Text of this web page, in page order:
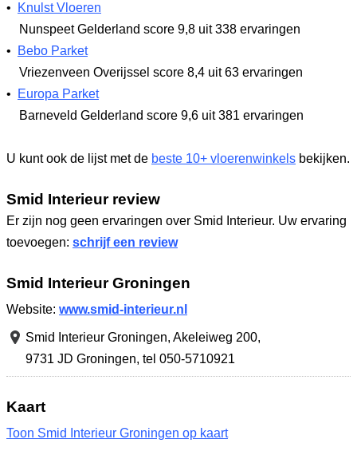
•
Knulst Vloeren
Nunspeet Gelderland score 9,8 uit 338 ervaringen
•
Bebo Parket
Vriezenveen Overijssel score 8,4 uit 63 ervaringen
•
Europa Parket
Barneveld Gelderland score 9,6 uit 381 ervaringen
U kunt ook de lijst met de beste 10+ vloerenwinkels bekijken.
Smid Interieur review
Er zijn nog geen ervaringen over Smid Interieur. Uw ervaring
toevoegen: schrijf een review
Smid Interieur Groningen
Website: www.smid-interieur.nl
Smid Interieur Groningen, Akeleiweg 200,
9731 JD Groningen, tel 050-5710921
Kaart
Toon Smid Interieur Groningen op kaart